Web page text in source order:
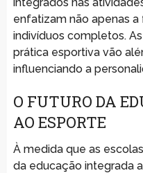
enfatizam não apenas
indivíduos completos.
prática esportiva vão
influenciando a
O FUTURO DA
AO ESPORTE
À medida que as
da educação integrada